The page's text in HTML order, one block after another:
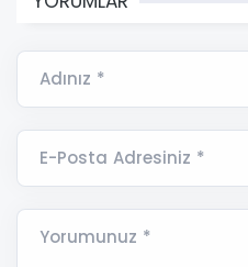
Adınız *
E-Posta Adresiniz *
Yorumunuz *